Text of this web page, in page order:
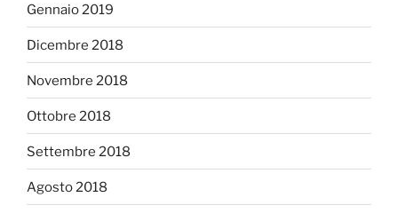
Gennaio 2019
Dicembre 2018
Novembre 2018
Ottobre 2018
Settembre 2018
Agosto 2018